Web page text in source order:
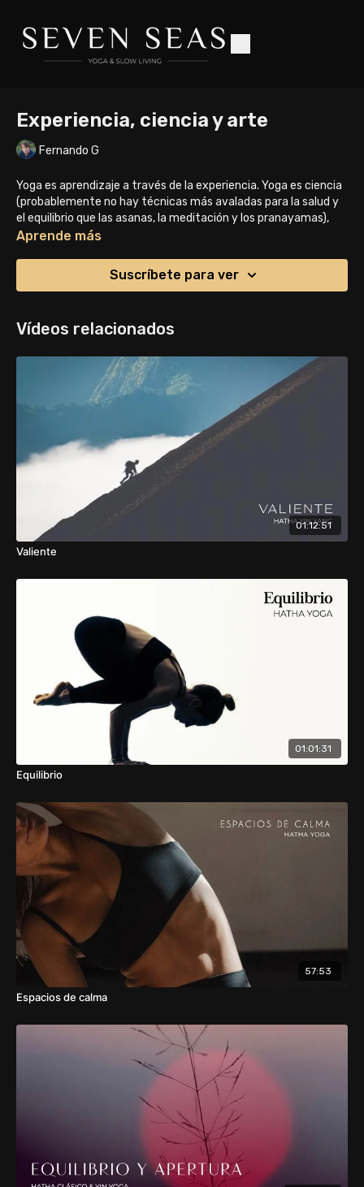
Experiencia, ciencia y arte
Fernando G
Yoga es aprendizaje a través de la experiencia. Yoga es ciencia
(probablemente no hay técnicas más avaladas para la salud y
el equilibrio que las asanas, la meditación y los pranayamas),
pero la trasciende. Yoga es también un arte, tu creación, al
Esperamos que te guste esta completa clase de Hatha
Aprende más
Suscríbete para ver
Vídeos relacionados
01:12:51
Valiente
01:01:31
Equilibrio
57:53
Espacios de calma